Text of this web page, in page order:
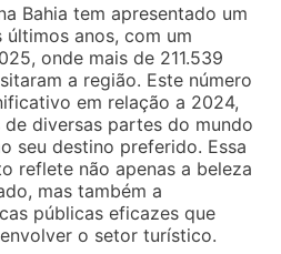
Bahia tem apresentado um
anos, com um
onde mais de 211.539
a região. Este número
em relação a 2024,
diversas partes do mundo
seu destino preferido. Essa
reflete não apenas a beleza
mas também a
públicas eficazes que
o setor turístico.